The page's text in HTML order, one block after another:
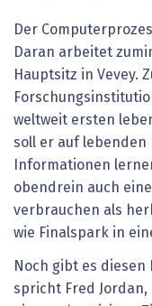
Der
Daran arbeitet
Hauptsitz in Vevey.
weltweit ersten
soll er auf lebenden
Informationen
obendrein auch
verbrauchen als
wie Finalspark in
Noch gibt es
spricht Fred